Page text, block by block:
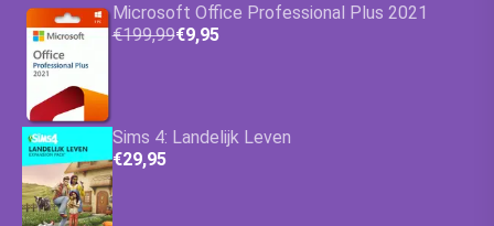
Microsoft Office Professional Plus 2021
€199,99€9,95
Sims 4: Landelijk Leven
€29,95